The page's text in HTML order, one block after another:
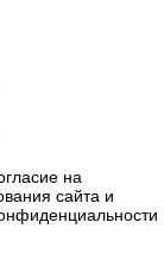
на
сайта и